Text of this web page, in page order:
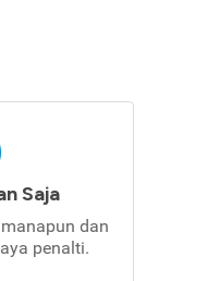
Saja
dan
penalti.